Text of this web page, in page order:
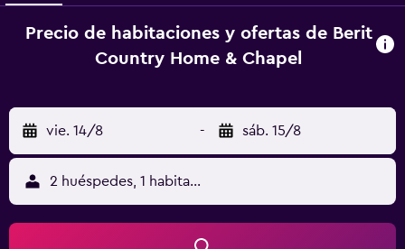
Precio de habitaciones y ofertas de Berit
Country Home & Chapel
vie. 14/8 - sáb. 15/8
2 huéspedes, 1 habitación